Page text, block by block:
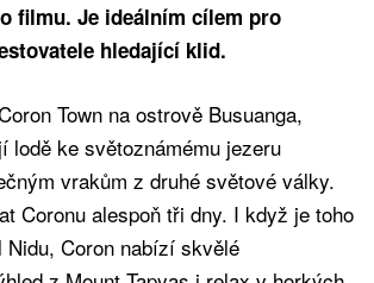
filmu. Je ideálním cílem pro
hledající klid.
Town na ostrově Busuanga,
lodě ke světoznámému jezeru
vrakům z druhé světové války.
Coronu alespoň tři dny. I když je toho
Coron nabízí skvělé